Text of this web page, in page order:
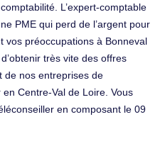
L’expert-comptable
PME qui perd de l’argent pour
vos préoccupations à Bonneval
très vite des offres
de nos entreprises de
Centre-Val de Loire. Vous
en composant le 09